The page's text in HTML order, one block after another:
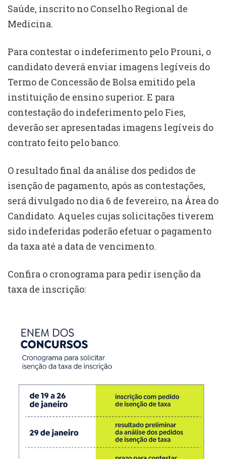
Saúde, inscrito no Conselho Regional de
Medicina.
Para contestar o indeferimento pelo Prouni, o
candidato deverá enviar imagens legíveis do
Termo de Concessão de Bolsa emitido pela
instituição de ensino superior. E para
contestação do indeferimento pelo Fies,
deverão ser apresentadas imagens legíveis do
contrato feito pelo banco.
O resultado final da análise dos pedidos de
isenção de pagamento, após as contestações,
será divulgado no dia 6 de fevereiro, na Área do
Candidato. Aqueles cujas solicitações tiverem
sido indeferidas poderão efetuar o pagamento
da taxa até a data de vencimento.
Confira o cronograma para pedir isenção da
taxa de inscrição: